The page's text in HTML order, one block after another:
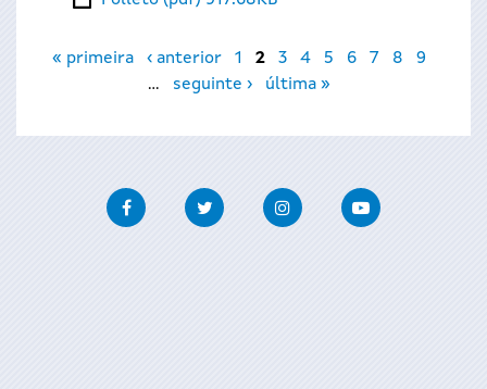
Páginas
« primeira ‹ anterior 1 2 3 4 5 6 7 8
9
…
seguinte › última »
FacebookTwitter InstagramYoutube